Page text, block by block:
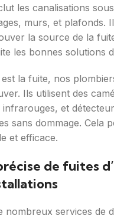
les canalisations
murs, et plafonds.
la source de la
les bonnes solutions
la fuite, nos
Ils utilisent des
et
sans dommage. Cela
et efficace.
de fuites
nombreux services de